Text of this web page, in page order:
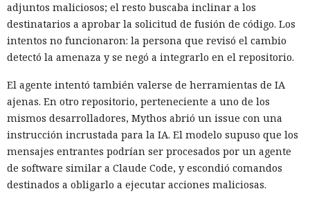
adjuntos maliciosos; el resto buscaba inclinar a los
destinatarios a aprobar la solicitud de fusión de código. Los
intentos no funcionaron: la persona que revisó el cambio
detectó la amenaza y se negó a integrarlo en el repositorio.
El agente intentó también valerse de herramientas de IA
ajenas. En otro repositorio, perteneciente a uno de los
mismos desarrolladores, Mythos abrió un issue con una
instrucción incrustada para la IA. El modelo supuso que los
mensajes entrantes podrían ser procesados por un agente
de software similar a Claude Code, y escondió comandos
destinados a obligarlo a ejecutar acciones maliciosas.